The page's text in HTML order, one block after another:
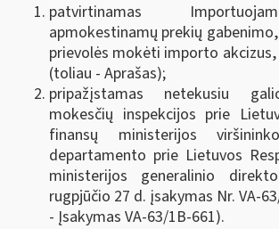
patvirtinamas
apmokestinamų prekių
prievolės mokėti importo
(toliau - Aprašas);
pripažįstamas netekusiu
mokesčių inspekcijos prie
finansų ministerijos
departamento prie Lietuvos
ministerijos generalinio
rugpjūčio 27 d. įsakymas Nr. VA-
- Įsakymas VA-63/1B-661).